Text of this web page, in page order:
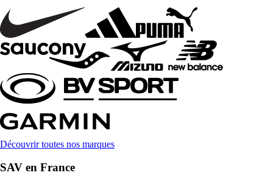
Découvrir toutes nos marques
SAV en France